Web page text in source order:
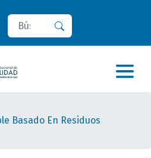
Buscar
Basado En Residuos